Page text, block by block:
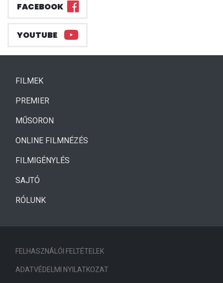
FACEBOOK
YOUTUBE
FILMEK(CURRENT)
PREMIER
MŰSORON
ONLINE FILMNÉZÉS
FILMIGÉNYLÉS
SAJTÓ
RÓLUNK
FELHASZNÁLÓI FELTÉTELEK
ADATVÉDELMI NYILATKOZAT